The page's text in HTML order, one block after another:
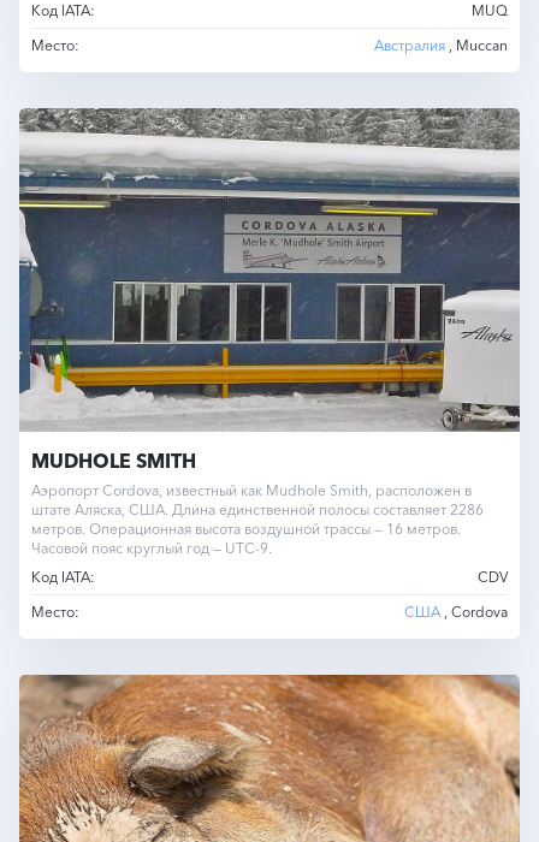
Код IATA:
MUQ
Место:
Австралия , Muccan
MUDHOLE SMITH
Аэропорт Cordova, известный как Mudhole Smith, расположен в
штате Аляска, США. Длина единственной полосы составляет 2286
метров. Операционная высота воздушной трассы — 16 метров.
Часовой пояс круглый год — UTC-9.
Код IATA:
CDV
Место:
США , Cordova